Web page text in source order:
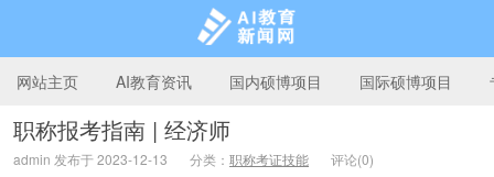
AI教育新闻网
网站主页 AI教育资讯 国内硕博项目 国际硕博项目
职称报考指南 | 经济师
admin 发布于 2023-12-13 分类： 职称考证技能 评论(0)